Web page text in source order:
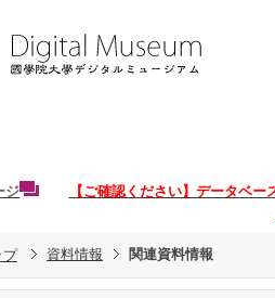
ジ 【ご確認ください】データベー
プ 資料情報 関連資料情報